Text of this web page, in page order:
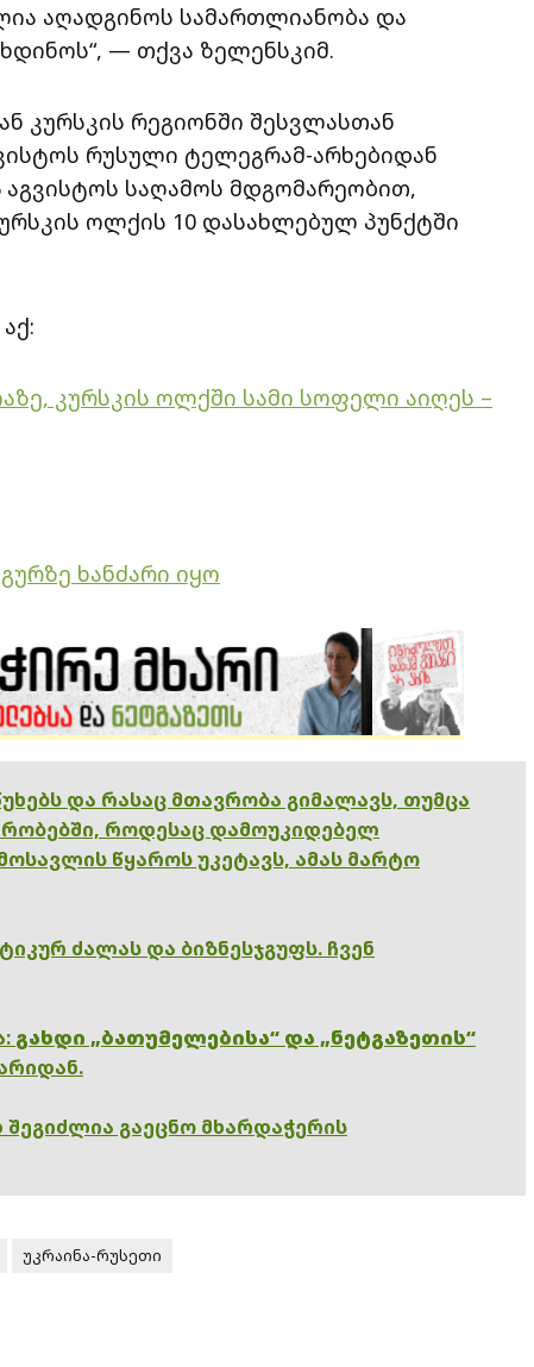
აღადგინოს სამართლიანობა და
— თქვა ზელენსკიმ.
კურსკის რეგიონში შესვლასთან
რუსული ტელეგრამ-არხებიდან
საღამოს მდგომარეობით,
ოლქის 10 დასახლებულ პუნქტში
კურსკის ოლქში სამი სოფელი აიღეს –
ხანძარი იყო
და რასაც მთავრობა გიმალავს, თუმცა
როდესაც დამოუკიდებელ
წყაროს უკეტავს, ამას მარტო
ძალას და ბიზნესჯგუფს. ჩვენ
გახდი „ბათუმელებისა“ და „ნეტგაზეთის“
გაეცნო მხარდაჭერის
უკრაინა-რუსეთი